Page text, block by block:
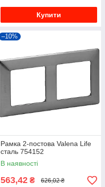
Купити
–10%
Рамка 2-постова Valena Life
сталь 754152
В наявності
563,42 ₴ 626,02 ₴